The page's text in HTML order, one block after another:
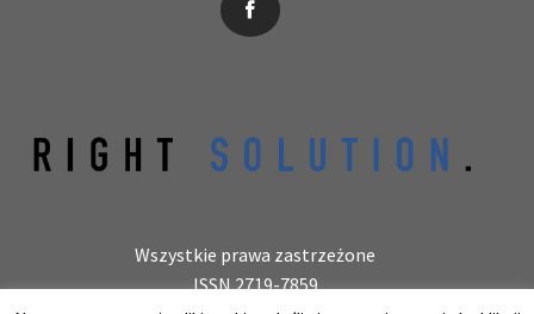
Wszystkie prawa zastrzeżone
ISSN 2719-7859